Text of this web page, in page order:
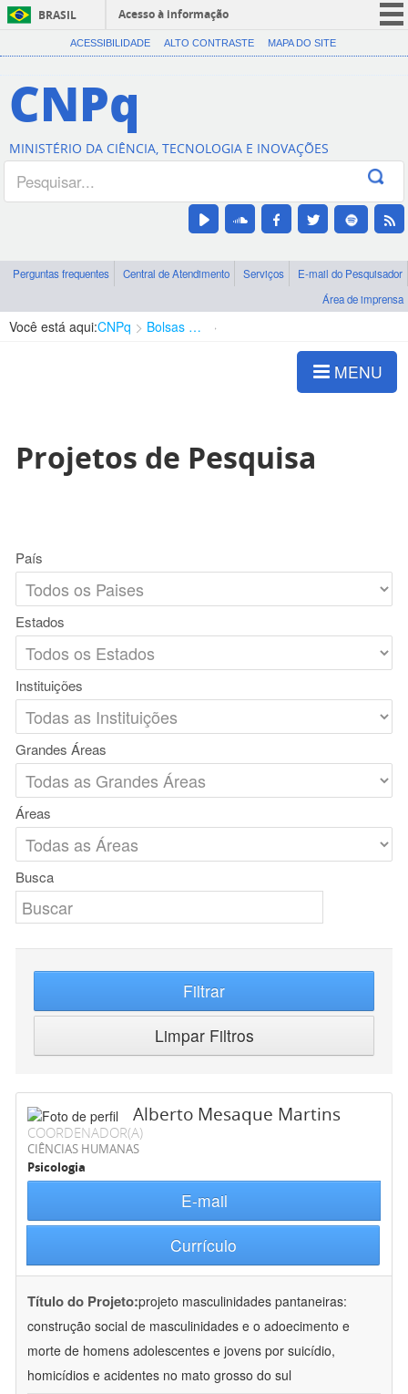
BRASIL
Acesso à informação
CORONAVÍRUS (COVID-19)
Canais
ACESSIBILIDADE ALTO CONTRASTE MAPA DO SITE
CNPq
MINISTÉRIO DA CIÊNCIA, TECNOLOGIA E INOVAÇÕES
Perguntas frequentes Central de Atendimento Serviços
E-mail do Pesquisador
Área de imprensa
Você está aqui:CNPq Bolsas e Auxílios Vigentes
MENU
Projetos de Pesquisa
País
Estados
Instituições
Grandes Áreas
Áreas
Busca
Filtrar
Limpar Filtros
Alberto Mesaque Martins
COORDENADOR(A)
CIÊNCIAS HUMANAS
Psicologia
E-mail
Currículo
Título do Projeto:projeto masculinidades pantaneiras:
construção social de masculinidades e o adoecimento e
morte de homens adolescentes e jovens por suicídio,
homicídios e acidentes no mato grosso do sul